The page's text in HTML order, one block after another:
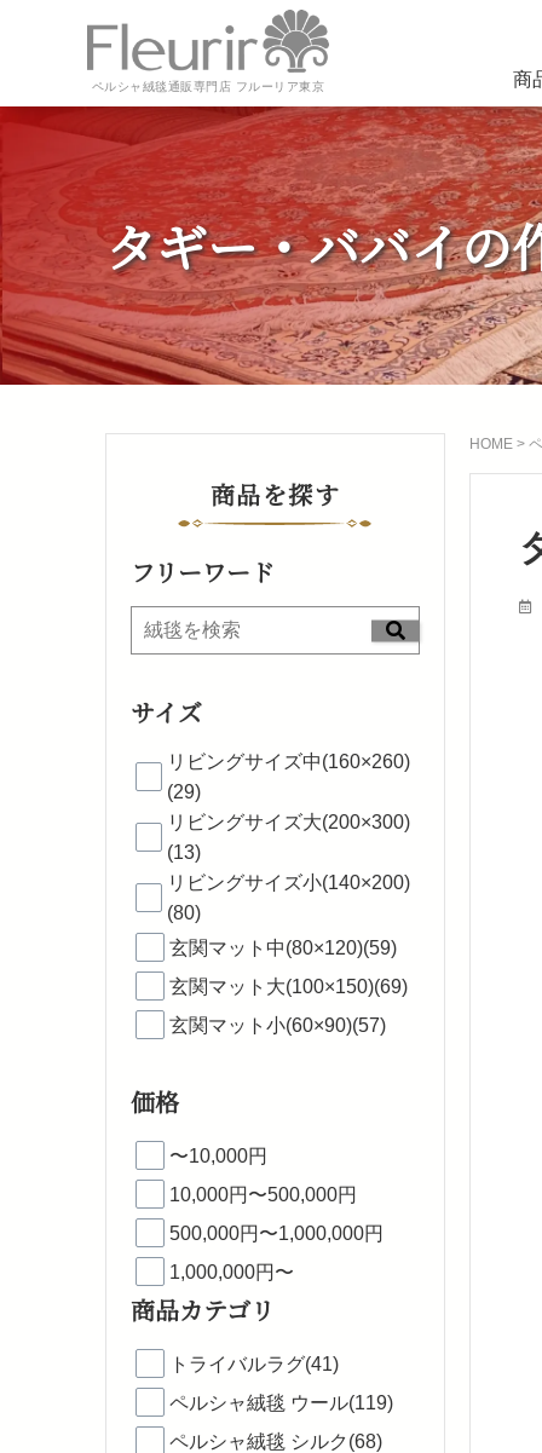
ペルシャ絨毯通販専門店 フルーリア東京 商
タギー・ババイの
HOME>
商品を探す
フリーワード
サイズ
リビングサイズ中(160×260)
(29)
リビングサイズ大(200×300)
(13)
リビングサイズ小(140×200)
(80)
玄関マット中(80×120)(59)
玄関マット大(100×150)(69)
玄関マット小(60×90)(57)
価格
〜10,000円
10,000円〜500,000円
500,000円〜1,000,000円
1,000,000円〜
商品カテゴリ
トライバルラグ(41)
ペルシャ絨毯 ウール(119)
ペルシャ絨毯 シルク(68)